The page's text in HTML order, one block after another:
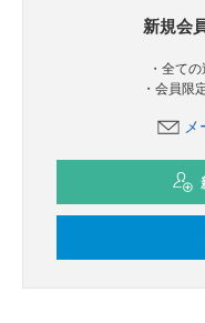
新規会
・全て
・会員限